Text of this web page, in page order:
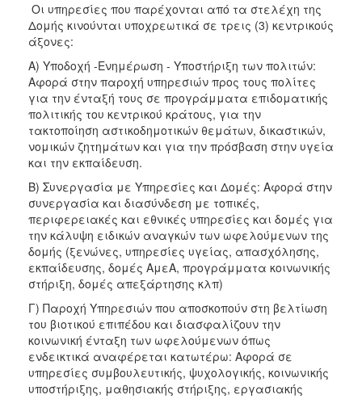
Οι υπηρεσίες που παρέχονται από τα στελέχη της
Δομής κινούνται υποχρεωτικά σε τρεις (3) κεντρικούς
άξονες:
Α) Υποδοχή -Ενημέρωση - Υποστήριξη των πολιτών:
Αφορά στην παροχή υπηρεσιών προς τους πολίτες
για την ένταξή τους σε προγράμματα επιδοματικής
πολιτικής του κεντρικού κράτους, για την
τακτοποίηση αστικοδημοτικών θεμάτων, δικαστικών,
νομικών ζητημάτων και για την πρόσβαση στην υγεία
και την εκπαίδευση.
Β) Συνεργασία με Υπηρεσίες και Δομές: Αφορά στην
συνεργασία και διασύνδεση με τοπικές,
περιφερειακές και εθνικές υπηρεσίες και δομές για
την κάλυψη ειδικών αναγκών των ωφελούμενων της
δομής (ξενώνες, υπηρεσίες υγείας, απασχόλησης,
εκπαίδευσης, δομές ΑμεΑ, προγράμματα κοινωνικής
στήριξη, δομές απεξάρτησης κλπ)
Γ) Παροχή Υπηρεσιών που αποσκοπούν στη βελτίωση
του βιοτικού επιπέδου και διασφαλίζουν την
κοινωνική ένταξη των ωφελούμενων όπως
ενδεικτικά αναφέρεται κατωτέρω: Αφορά σε
υπηρεσίες συμβουλευτικής, ψυχολογικής, κοινωνικής
υποστήριξης, μαθησιακής στήριξης, εργασιακής